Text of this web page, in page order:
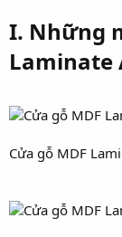
I. Những
Laminate
Cửa gỗ MDF